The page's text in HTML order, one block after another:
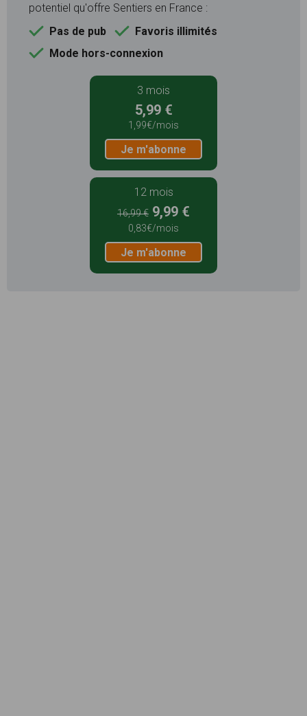
potentiel qu'offre Sentiers en France :
Pas de pub
Favoris illimités
Mode hors-connexion
3 mois
5,99 €
1,99€/mois
Je m'abonne
12 mois
16,99 € 9,99 €
0,83€/mois
Je m'abonne